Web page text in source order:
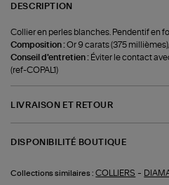
DESCRIPTION
Collier en perles blanches. Pendentif en
Composition :Or 9 carats (375
Conseil d'entretien : Éviter le contact
(ref-COPAL1)
LIVRAISON ET RETOUR
DISPONIBILITÉ BOUTIQUE
Collections similaires : COLLIERS -